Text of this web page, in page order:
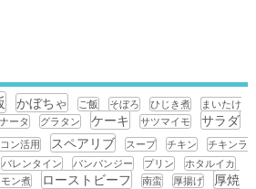
かぼちゃ ご飯 そぼろ ひじき煮
まいたけ
ータ グラタン ケーキ サツマイモ サラダ
ン活用 スペアリブ スープ チキン
チキンラ
バレンタイン バンバンジー プリン
ホタルイカ
ン煮 ローストビーフ 南蛮 厚揚げ
厚焼